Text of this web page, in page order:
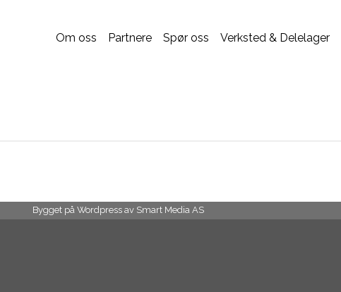
Om oss Partnere Spør oss Verksted & Delelager
Bygget på Wordpress av Smart Media AS